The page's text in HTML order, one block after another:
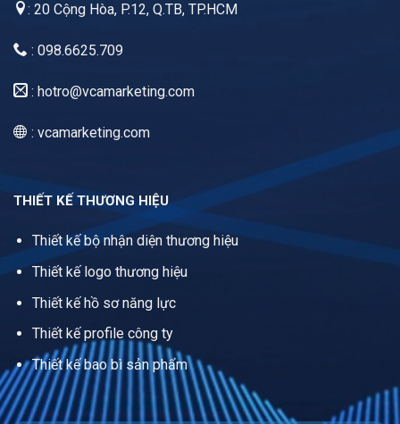
: 20 Cộng Hòa, P.12, Q.TB, TP.HCM
: 098.6625.709
: hotro@vcamarketing.com
: vcamarketing.com
THIẾT KẾ THƯƠNG HIỆU
Thiết kế bộ nhận diện thương hiệu
Thiết kế logo thương hiệu
Thiết kế hồ sơ năng lực
Thiết kế profile công ty
Thiết kế bao bì sản phẩm